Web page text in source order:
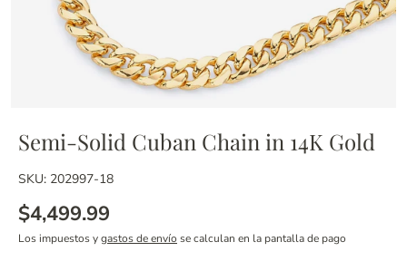
Semi-Solid Cuban Chain in 14K Gold
SKU: 202997-18
$4,499.99
Los impuestos ygastos de envío se calculan en la pantalla de pago